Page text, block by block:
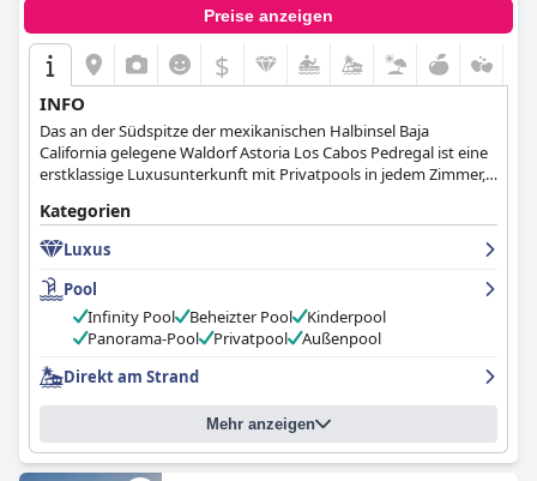
Preise anzeigen
$
INFO
Das an der Südspitze der mexikanischen Halbinsel Baja
California gelegene Waldorf Astoria Los Cabos Pedregal ist eine
erstklassige Luxusunterkunft mit Privatpools in jedem Zimmer,
Annehmlichkeiten, die jedem Gast das Gefühl geben, königlich
zu sein.
Kategorien
Luxus
Pool
Infinity Pool
Beheizter Pool
Kinderpool
Panorama-Pool
Privatpool
Außenpool
Direkt am Strand
Mehr anzeigen